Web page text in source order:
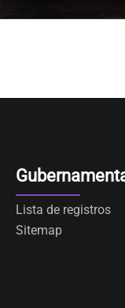
Lista de registros
Sitemap